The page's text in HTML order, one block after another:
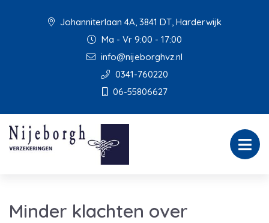
Johanniterlaan 4A, 3841 DT, Harderwijk
Ma - Vr 9:00 - 17:00
info@nijeborghvz.nl
0341-760220
06-55806627
Minder klachten over